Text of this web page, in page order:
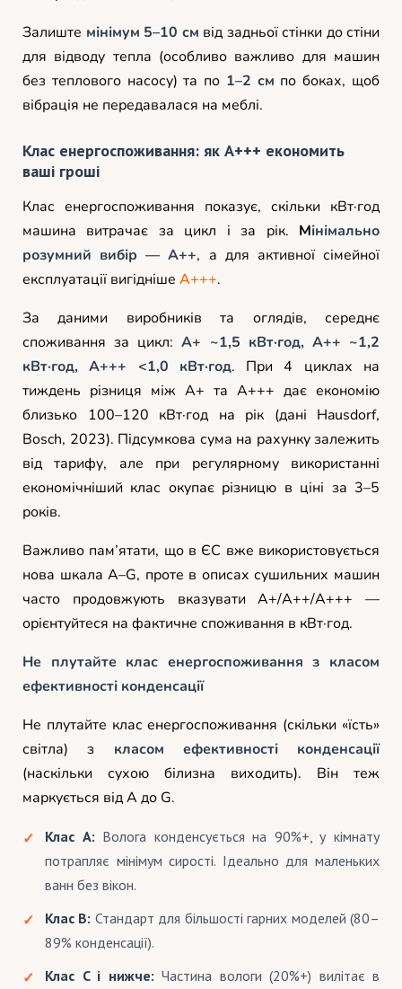
Залиште мінімум 5–10 см від задньої стінки до стіни
для відводу тепла (особливо важливо для машин
без теплового насосу) та по 1–2 см по боках, щоб
вібрація не передавалася на меблі.
Клас енергоспоживання: як A+++ економить
ваші гроші
Клас енергоспоживання показує, скільки кВт·год
машина витрачає за цикл і за рік. Мінімально
розумний вибір — A++, а для активної сімейної
експлуатації вигідніше A+++.
За даними виробників та оглядів, середнє
споживання за цикл:A+ ~1,5 кВт·год, A++ ~1,2
кВт·год, A+++ <1,0 кВт·год. При 4 циклах на
тиждень різниця між A+ та A+++ дає економію
близько 100–120 кВт·год на рік (дані Hausdorf,
Bosch, 2023). Підсумкова сума на рахунку залежить
від тарифу, але при регулярному використанні
економічніший клас окупає різницю в ціні за 3–5
років.
Важливо пам’ятати, що в ЄС вже використовується
нова шкала A–G, проте в описах сушильних машин
часто продовжують вказувати A+/A++/A+++ —
орієнтуйтеся на фактичне споживання в кВт·год.
Не плутайте клас енергоспоживання з класом
ефективності конденсації
Не плутайте клас енергоспоживання (скільки «їсть»
світла) з класом ефективності конденсації
(наскільки сухою білизна виходить). Він теж
маркується від A до G.
Клас A: Волога конденсується на 90%+, у кімнату
потрапляє мінімум сирості. Ідеально для маленьких
ванн без вікон.
Клас B: Стандарт для більшості гарних моделей (80–
89% конденсації).
Клас C і нижче: Частина вологи (20%+) вилітає в